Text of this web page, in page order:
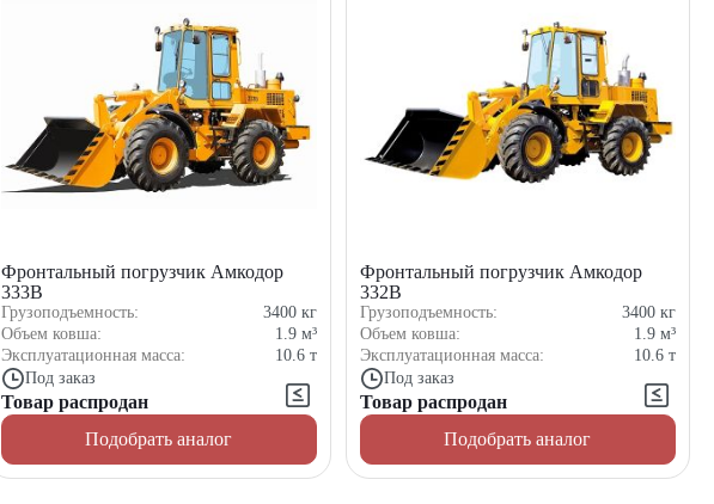
Фронтальный погрузчик Амкодор
333В
Грузоподъемность: 3400 кг
Объем ковша:
1.9 м³
Эксплуатационная масса:
10.6 т
Под заказ
Товар распродан
Подобрать аналог
Фронтальный погрузчик Амкодор
332В
Грузоподъемность: 3400 кг
Объем ковша:
1.9 м³
Эксплуатационная масса:
10.6 т
Под заказ
Товар распродан
Подобрать аналог